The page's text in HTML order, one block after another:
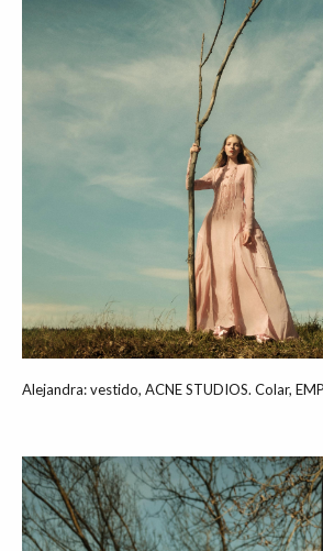
Alejandra: vestido, ACNE STUDIOS. Colar,